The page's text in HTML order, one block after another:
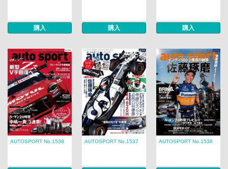
購入 購入 購入
AUTOSPORT No.1538 AUTOSPORT No.1537 AUTOSPORT No.1536